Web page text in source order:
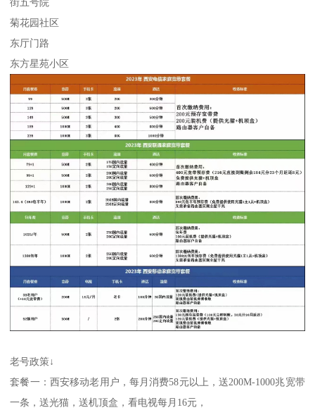
菊花园社区
东厅门路
东方星苑小区
老号政策↓
套餐一：西安移动老用户，每月消费58元以上，送200M-1000兆宽带
一条，送光猫，送机顶盒，看电视每月16元，